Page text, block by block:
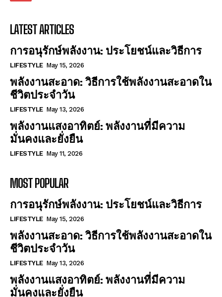
LATEST ARTICLES
การอนุรักษ์พลังงาน: ประโยชน์และวิธีการ
LIFESTYLE May 15, 2026
พลังงานสะอาด: วิธีการใช้พลังงานสะอาดใน
ชีวิตประจำวัน
LIFESTYLE May 13, 2026
พลังงานแสงอาทิตย์: พลังงานที่มีความ
มั่นคงและยั่งยืน
LIFESTYLE May 11, 2026
MOST POPULAR
การอนุรักษ์พลังงาน: ประโยชน์และวิธีการ
LIFESTYLE May 15, 2026
พลังงานสะอาด: วิธีการใช้พลังงานสะอาดใน
ชีวิตประจำวัน
LIFESTYLE May 13, 2026
พลังงานแสงอาทิตย์: พลังงานที่มีความ
มั่นคงและยั่งยืน